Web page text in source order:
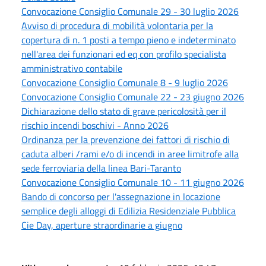
Convocazione Consiglio Comunale 29 - 30 luglio 2026
Avviso di procedura di mobilità volontaria per la
copertura di n. 1 posti a tempo pieno e indeterminato
nell'area dei funzionari ed eq con profilo specialista
amministrativo contabile
Convocazione Consiglio Comunale 8 - 9 luglio 2026
Convocazione Consiglio Comunale 22 - 23 giugno 2026
Dichiarazione dello stato di grave pericolosità per il
rischio incendi boschivi - Anno 2026
Ordinanza per la prevenzione dei fattori di rischio di
caduta alberi /rami e/o di incendi in aree limitrofe alla
sede ferroviaria della linea Bari-Taranto
Convocazione Consiglio Comunale 10 - 11 giugno 2026
Bando di concorso per l'assegnazione in locazione
semplice degli alloggi di Edilizia Residenziale Pubblica
Cie Day, aperture straordinarie a giugno